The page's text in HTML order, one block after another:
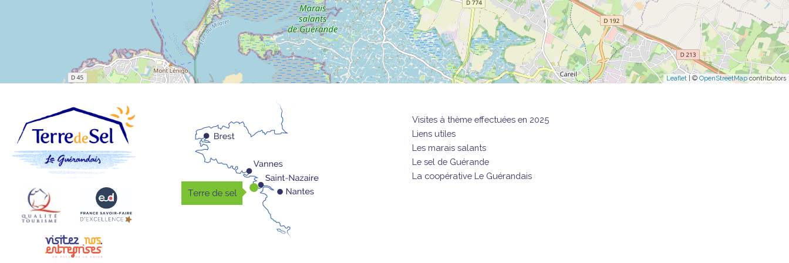
Leaflet | © OpenStreetMap contributors
Visites à thème effectuées en 2025
Liens utiles
Les marais salants
Le sel de Guérande
La coopérative Le Guérandais